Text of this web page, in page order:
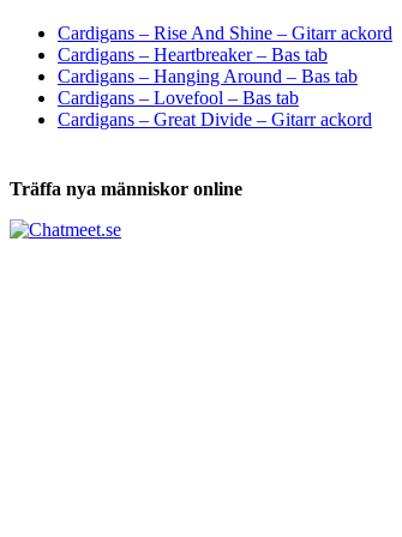
Cardigans – Rise And Shine – Gitarr ackord
Cardigans – Heartbreaker – Bas tab
Cardigans – Hanging Around – Bas tab
Cardigans – Lovefool – Bas tab
Cardigans – Great Divide – Gitarr ackord
Träffa nya människor online